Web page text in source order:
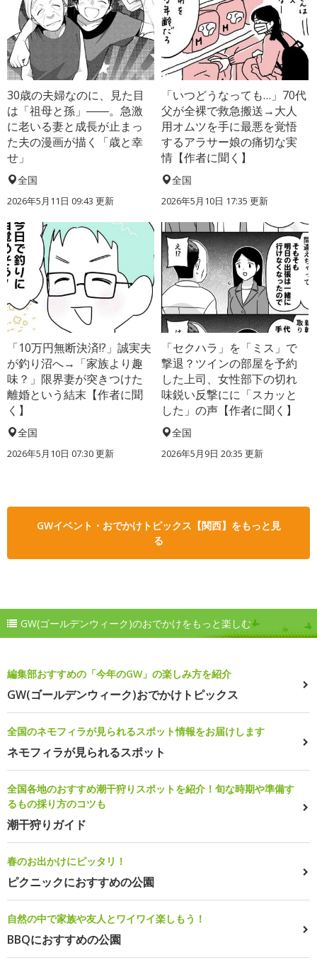
30歳の夫婦なのに、見た目
は「祖母と孫」――。急激
に老いる妻と成長が止まっ
た夫の漫画が描く「歳と幸
せ」
全国
2026年5月11日 09:43 更新
「いつどうなっても…」70代
父が全裸で救急搬送→大人
用オムツを手に最悪を覚悟
するアラサー娘の痛切な実
情【作者に聞く】
全国
2026年5月10日 17:35 更新
「10万円無断決済!?」誠実夫
が釣り沼へ→「家族より趣
味？」限界妻が突きつけた
離婚という結末【作者に聞
く】
全国
2026年5月10日 07:30 更新
「セクハラ」を「ミス」で
撃退？ツインの部屋を予約
した上司、女性部下の切れ
味鋭い反撃にに「スカッと
した」の声【作者に聞く】
全国
2026年5月9日 20:35 更新
GWイベント・おでかけトピックス【関西】をもっと見
る
GW(ゴールデンウィーク)のおでかけをもっと楽しむ
編集部おすすめの「今年のGW」の楽しみ方を紹介
GW(ゴールデンウィーク)おでかけトピックス
全国のネモフィラが見られるスポット情報をお届けします
ネモフィラが見られるスポット
全国各地のおすすめ潮干狩りスポットを紹介！旬な時期や準備す
るもの採り方のコツも
潮干狩りガイド
春のお出かけにピッタリ！
ピクニックにおすすめの公園
自然の中で家族や友人とワイワイ楽しもう！
BBQにおすすめの公園